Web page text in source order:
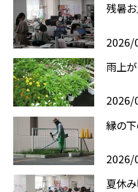
残暑
2026/
雨上が
2026/
縁の
2026/
夏休